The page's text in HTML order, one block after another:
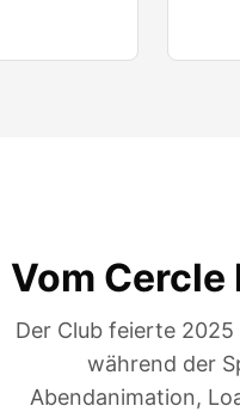
Vom Cercle
Der Club feierte
während der
Abendanimation,